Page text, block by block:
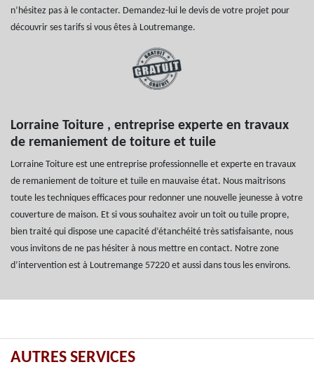
n’hésitez pas à le contacter. Demandez-lui le devis de votre projet pour
découvrir ses tarifs si vous êtes à Loutremange.
Lorraine Toiture , entreprise experte en travaux
de remaniement de toiture et tuile
Lorraine Toiture est une entreprise professionnelle et experte en travaux
de remaniement de toiture et tuile en mauvaise état. Nous maitrisons
toute les techniques efficaces pour redonner une nouvelle jeunesse à votre
couverture de maison. Et si vous souhaitez avoir un toit ou tuile propre,
bien traité qui dispose une capacité d’étanchéité très satisfaisante, nous
vous invitons de ne pas hésiter à nous mettre en contact. Notre zone
d’intervention est à Loutremange 57220 et aussi dans tous les environs.
AUTRES SERVICES